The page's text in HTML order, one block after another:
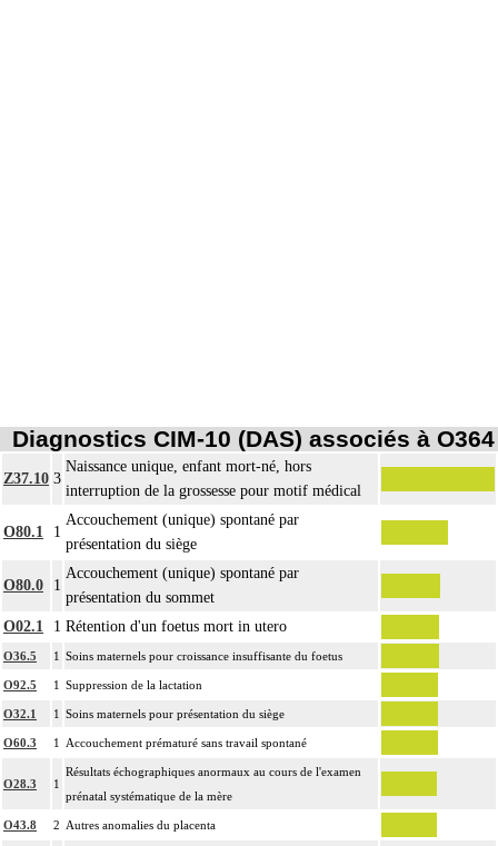
Diagnostics CIM-10 (DAS) associés à O364
Z37.10 3
Naissance unique, enfant mort-né, hors
interruption de la grossesse pour motif médical
O80.1 1
Accouchement (unique) spontané par
présentation du siège
O80.0 1
Accouchement (unique) spontané par
présentation du sommet
O02.1
1 Rétention d'un foetus mort in utero
O36.5 1 Soins maternels pour croissance insuffisante du foetus
O92.5 1 Suppression de la lactation
O32.1 1 Soins maternels pour présentation du siège
O60.3 1 Accouchement prématuré sans travail spontané
O28.3 1
Résultats échographiques anormaux au cours de l'examen
prénatal systématique de la mère
O43.8 2 Autres anomalies du placenta